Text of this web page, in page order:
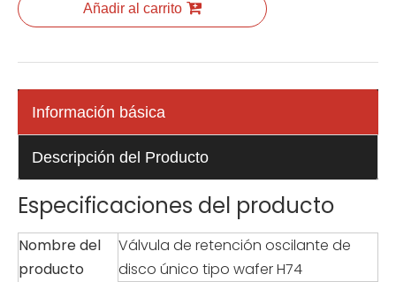
Añadir al carrito
Información básica
Descripción del Producto
Especificaciones del producto
Nombre del
producto
Válvula de retención oscilante de
disco único tipo wafer H74